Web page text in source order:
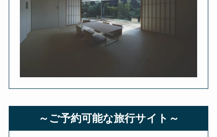
～ご予約可能な旅行サイト～